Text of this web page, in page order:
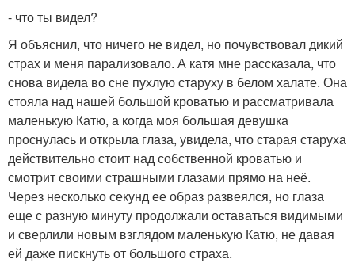
- что ты видел?
Я объяснил, что ничего не видел, но почувствовал дикий
страх и меня парализовало. А катя мне рассказала, что
снова видела во сне пухлую старуху в белом халате. Она
стояла над нашей большой кроватью и рассматривала
маленькую Катю, а когда моя большая девушка
проснулась и открыла глаза, увидела, что старая старуха
действительно стоит над собственной кроватью и
смотрит своими страшными глазами прямо на неё.
Через несколько секунд ее образ развеялся, но глаза
еще с разную минуту продолжали оставаться видимыми
и сверлили новым взглядом маленькую Катю, не давая
ей даже пискнуть от большого страха.